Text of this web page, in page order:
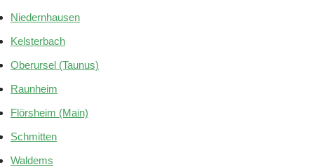
Niedernhausen
Kelsterbach
Oberursel (Taunus)
Raunheim
Flörsheim (Main)
Schmitten
Waldems